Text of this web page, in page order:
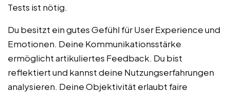
Tests ist nötig.
Du besitzt ein gutes Gefühl für User Experience und
Emotionen. Deine Kommunikationsstärke
ermöglicht artikuliertes Feedback. Du bist
reflektiert und kannst deine Nutzungserfahrungen
analysieren. Deine Objektivität erlaubt faire